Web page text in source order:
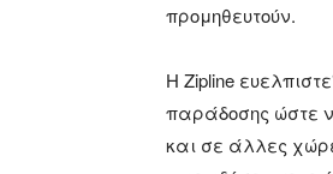
προμηθευτούν.
Η Zipline
παράδοσης ώστε
και σε άλλες